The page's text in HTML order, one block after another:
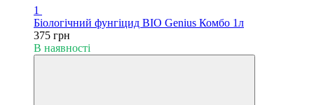
1
Біологічний фунгіцид BIO Genius Комбо 1л
375 грн
В наявності